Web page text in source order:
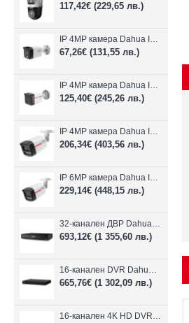
117,42€ (229,65 лв.)
IP 4MP камера Dahua IPC-B1E40-A-0280B, 2.8mm, IR 30m
67,26€ (131,55 лв.)
IP 4MP камера Dahua IPC-HFW1439TC1-A-LED-0280B-PRO, 2.8mm, IR 30m
125,40€ (245,26 лв.)
IP 4MP камера Dahua IPC-HFW2449TL-S-LED-0280B-PRO, 2.8mm, IR 50m
206,34€ (403,56 лв.)
IP 6MP камера Dahua IPC-HFW2649TL-S-LED-0280B-PRO, 2.8mm, IR 50m
229,14€ (448,15 лв.)
32-канален ДВР Dahua XVR5232AN-I3/Т
693,12€ (1 355,60 лв.)
16-канален DVR Dahua XVR5216AN-4KL-I3/T + 16 IP
665,76€ (1 302,09 лв.)
16-канален 4K HD DVR Dahua XVR5116H-4KL-I3/T + 16 IP камери